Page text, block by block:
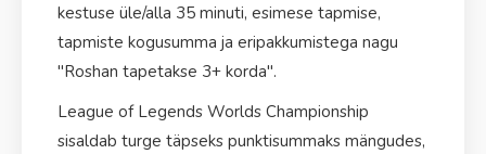
kestuse üle/alla 35 minuti, esimese tapmise,
tapmiste kogusumma ja eripakkumistega nagu
"Roshan tapetakse 3+ korda".
League of Legends Worlds Championship
sisaldab turge täpseks punktisummaks mängudes,